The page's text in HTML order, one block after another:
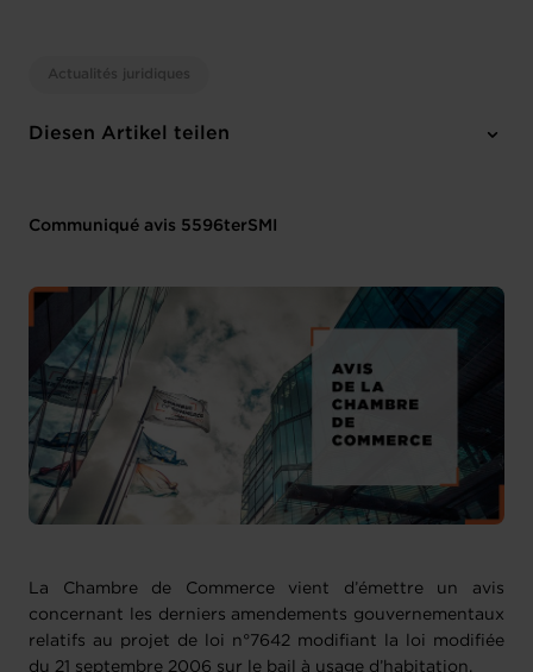
Actualités juridiques
Diesen Artikel teilen
Communiqué avis 5596terSMI
La Chambre de Commerce vient d’émettre un avis
concernant les derniers amendements gouvernementaux
relatifs au projet de loi n°7642 modifiant la loi modifiée
du 21 septembre 2006 sur le bail à usage d’habitation.